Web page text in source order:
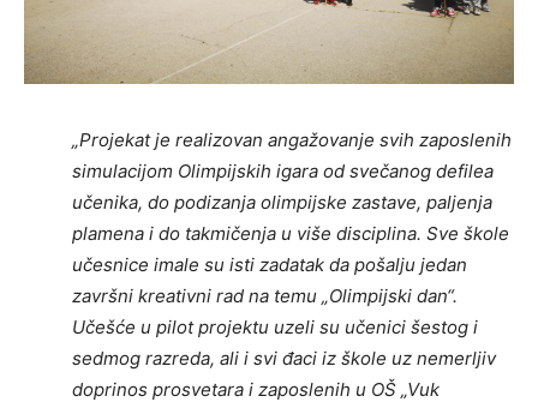
„Projekat je realizovan angažovanje svih zaposlenih
simulacijom Olimpijskih igara od svečanog defilea
učenika, do podizanja olimpijske zastave, paljenja
plamena i do takmičenja u više disciplina. Sve škole
učesnice imale su isti zadatak da pošalju jedan
završni kreativni rad na temu „Olimpijski dan“.
Učešće u pilot projektu uzeli su učenici šestog i
sedmog razreda, ali i svi đaci iz škole uz nemerljiv
doprinos prosvetara i zaposlenih u OŠ „Vuk